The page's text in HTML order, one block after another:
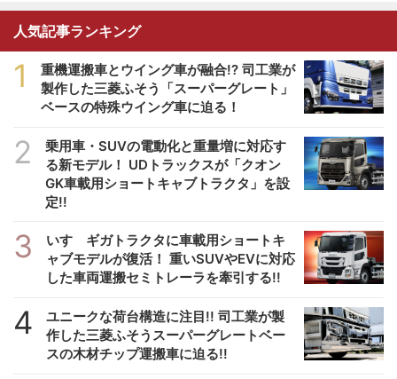
人気記事ランキング
1
重機運搬車とウイング車が融合!? 司工業が
製作した三菱ふそう「スーパーグレート」
ベースの特殊ウイング車に迫る！
2
乗用車・SUVの電動化と重量増に対応す
る新モデル！ UDトラックスが「クオン
GK車載用ショートキャブトラクタ」を設
定!!
3
いすゞギガトラクタに車載用ショートキ
ャブモデルが復活！ 重いSUVやEVに対応
した車両運搬セミトレーラを牽引する!!
4
ユニークな荷台構造に注目!! 司工業が製
作した三菱ふそうスーパーグレートベー
スの木材チップ運搬車に迫る!!